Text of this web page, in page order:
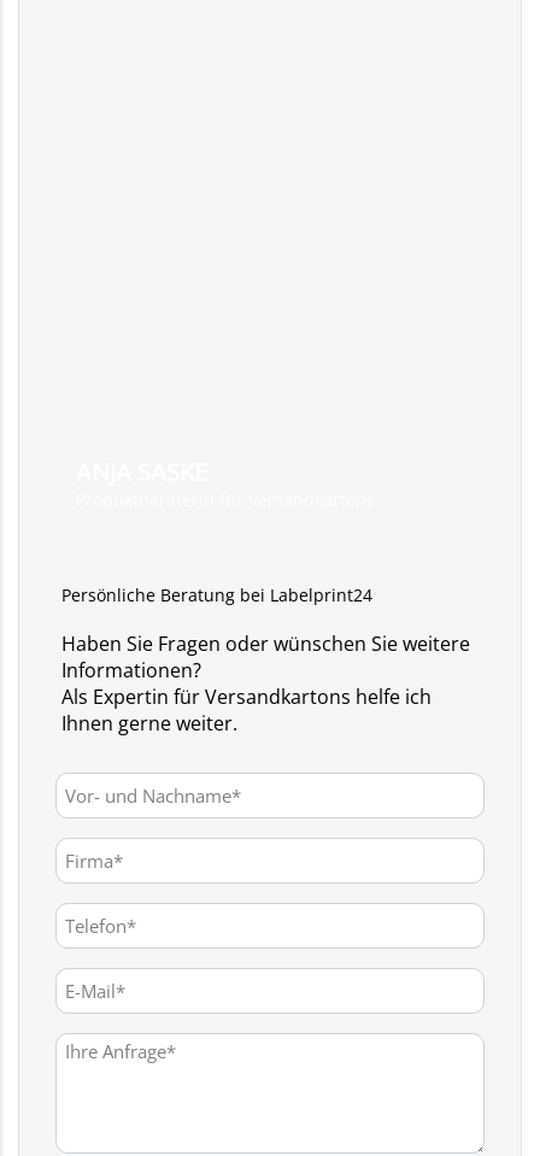
Persönliche Beratung bei Labelprint24
Haben Sie Fragen oder wünschen Sie weitere
Informationen?
Als Expertin für Versandkartons helfe ich
Ihnen gerne weiter.